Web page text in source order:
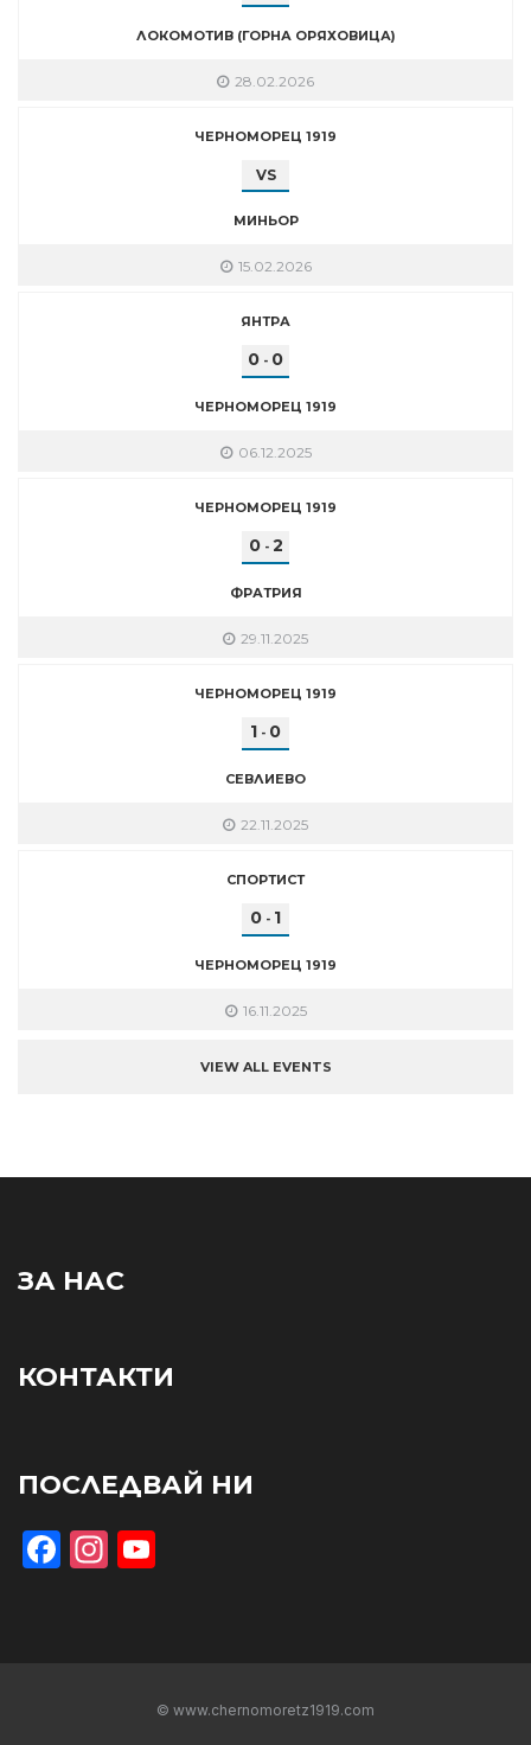
ЛОКОМОТИВ (ГОРНА ОРЯХОВИЦА)
28.02.2026
ЧЕРНОМОРЕЦ 1919
VS
МИНЬОР
15.02.2026
ЯНТРА
0 - 0
ЧЕРНОМОРЕЦ 1919
06.12.2025
ЧЕРНОМОРЕЦ 1919
0- 2
ФРАТРИЯ
29.11.2025
ЧЕРНОМОРЕЦ 1919
1 - 0
СЕВЛИЕВО
22.11.2025
СПОРТИСТ
0 - 1
ЧЕРНОМОРЕЦ 1919
16.11.2025
VIEW ALL EVENTS
ЗА НАС
КОНТАКТИ
ПОСЛЕДВАЙ НИ
Facebook
Instagram
© www.chernomoretz1919.com